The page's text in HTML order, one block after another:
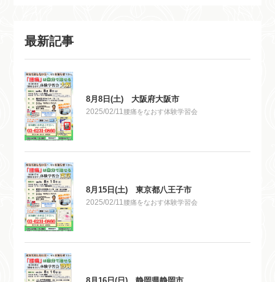
最新記事
8月8日(土) 大阪府大阪市
2025/02/11 腰痛をなおす体験学習会
8月15日(土) 東京都八王子市
2025/02/11 腰痛をなおす体験学習会